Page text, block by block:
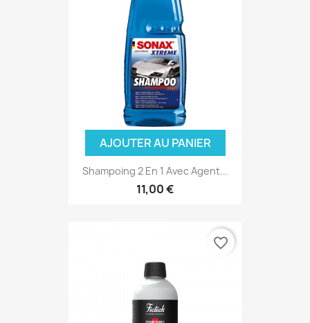
AJOUTER AU PANIER
Shampoing 2 En 1 Avec Agent...
11,00 €
favorite_border